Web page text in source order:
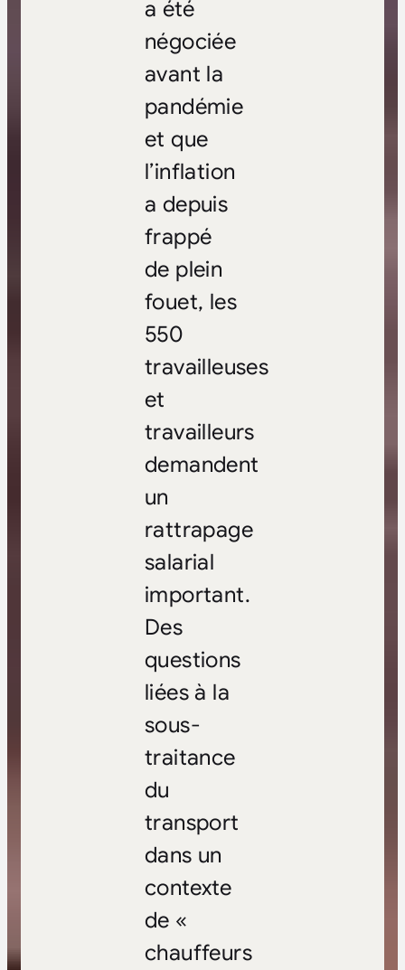
a été
négociée
avant la
pandémie
et que
l’inflation
a depuis
frappé
de plein
fouet, les
550
travailleuses
et
travailleurs
demandent
un
rattrapage
salarial
important.
Des
questions
liées à la
sous-
traitance
du
transport
dans un
contexte
de «
chauffeurs